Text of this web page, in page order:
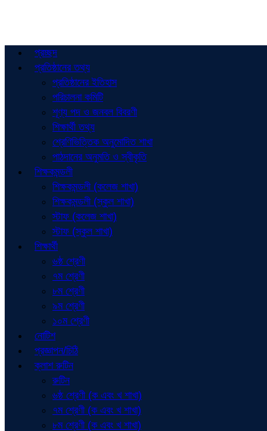
প্রচ্ছদ
প্রতিষ্ঠানের তথ্য
প্রতিষ্ঠানের ইতিহাস
পরিচালনা কমিটি
শূণ্য পদ ও জনবল বিবরণী
শিক্ষার্থী তথ্য
শ্রেণিভিত্তিক অনুমোদিত শাখা
পাঠদানের অনুমতি ও স্বীকৃতি
শিক্ষকমন্ডলী
শিক্ষকমন্ডলী (কলেজ শাখা)
শিক্ষকমন্ডলী (স্কুল শাখা)
স্টাফ (কলেজ শাখা)
স্টাফ (স্কুল শাখা)
শিক্ষার্থী
৬ষ্ঠ শ্রেণী
৭ম শ্রেণী
৮ম শ্রেণী
৯ম শ্রেণী
১০ম শ্রেণী
নোটিশ
প্রজ্ঞাপন/চিঠি
ক্লাশ রুটিন
রুটিন
৬ষ্ঠ শ্রেণী (ক এবং খ শাখা)
৭ম শ্রেণী (ক এবং খ শাখা)
৮ম শ্রেণী (ক এবং খ শাখা)